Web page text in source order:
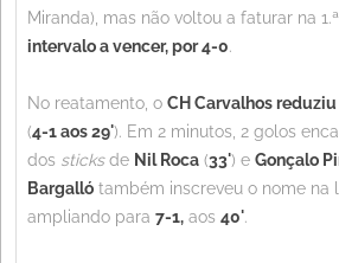
Miranda), mas não voltou a faturar na
intervalo a vencer, por 4-0.
No reatamento, o CH Carvalhos
(4-1 aos 29'). Em 2 minutos, 2 golos
dos sticksde Nil Roca (33') e Gonçalo
Bargalló também inscreveu o nome na
ampliando para 7-1, aos 40'.